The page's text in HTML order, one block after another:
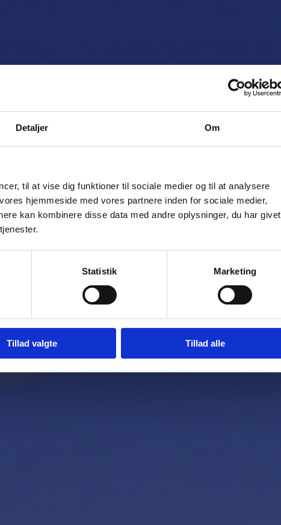
Detaljer Om
til at vise dig funktioner til sociale medier og til at analysere
hjemmeside med vores partnere inden for sociale medier,
kan kombinere disse data med andre oplysninger, du har givet
Statistik Marketing
Tillad valgte Tillad alle
Jet
med avanceret medicinsk udstyr og
personale og pårørende.
KM/T HASTIGHED